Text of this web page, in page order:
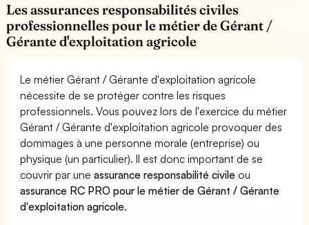
Les assurances responsabilités civiles
professionnelles pour le métier de Gérant /
Gérante d'exploitation agricole
Le métier Gérant / Gérante d'exploitation agricole
nécessite de se protéger contre les risques
professionnels. Vous pouvez lors de l'exercice du métier
Gérant / Gérante d'exploitation agricole provoquer des
dommages à une personne morale (entreprise) ou
physique (un particulier). Il est donc important de se
couvrir par uneassurance responsabilité civile ou
assurance RC PRO pour le métier de Gérant / Gérante
d'exploitation agricole.